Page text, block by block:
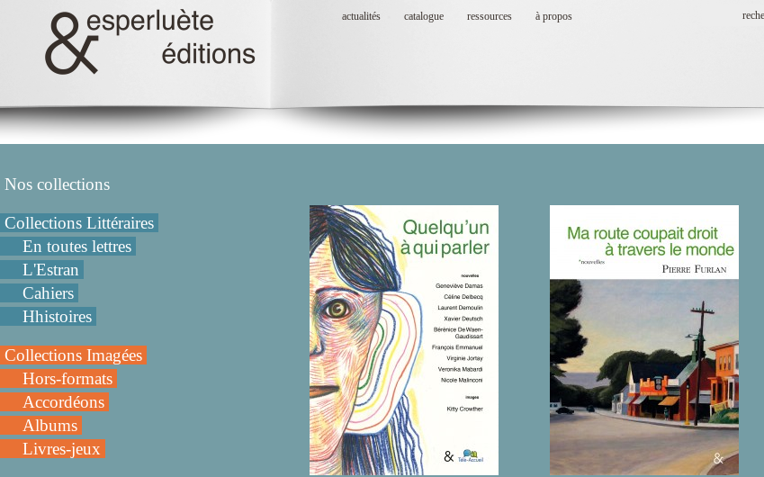
actualités catalogue ressources à propos
Nos collections
Collections Littéraires
En toutes lettres
L'Estran
Cahiers
Hhistoires
Collections Imagées
Hors-formats
Accordéons
Albums
Livres-jeux